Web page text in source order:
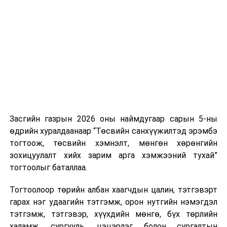
Шинэ хууль Францын зах зээлд үйлчилдэг гадаадын
дуудлагын төвүүдэд нөлөөлөхөөр байна. Тухайлбал,
Мароккогийн дуудлагын төвүүдийн орлогын 80 гаруй
хувь Францын зах зээлээс бүрддэг бөгөөд тус улсын
40–50 мянган ажлын байр эрсдэлд орж болзошгүйг
Засгийн газрын 2026 оны наймдугаар сарын 5-ны
өдрийн хуралдаанаар “Төсвийн санхүүжилтэд эрэмбэ
тогтоож, төсвийн хэмнэлт, мөнгөн хөрөнгийн
зохицуулалт хийх зарим арга хэмжээний тухай”
тогтоолыг баталлаа.
Тогтоолоор төрийн албан хаагчдын цалин, тэтгэвэрт
гарах нэг удаагийн тэтгэмж, орон нутгийн нэмэгдэл
тэтгэмж, тэтгэвэр, хүүхдийн мөнгө, бүх төрлийн